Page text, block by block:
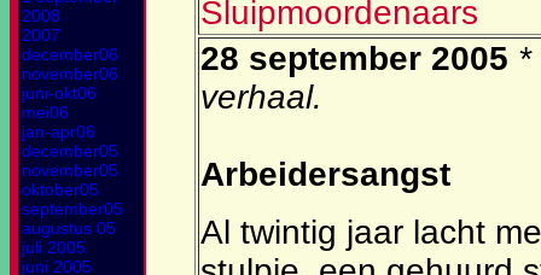
2008
2007
december06
november06
juni-okt06
mei06
jan-apr06
december05
november05
oktober05
september05
augustus 05
juli 2005
juni 2005
Sluipmoordenaars
28 september 2005 *
verhaal.
Arbeidersangst
Al twintig jaar lacht